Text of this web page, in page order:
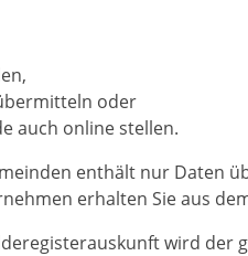
oder
auch online stellen.
enthält nur Daten
erhalten Sie aus
wird der